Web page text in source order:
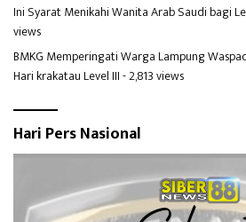
Ini Syarat Menikahi Wanita Arab Saudi bagi
views
BMKG Memperingati Warga Lampung
Hari krakatau Level III- 2,813 views
Hari Pers Nasional